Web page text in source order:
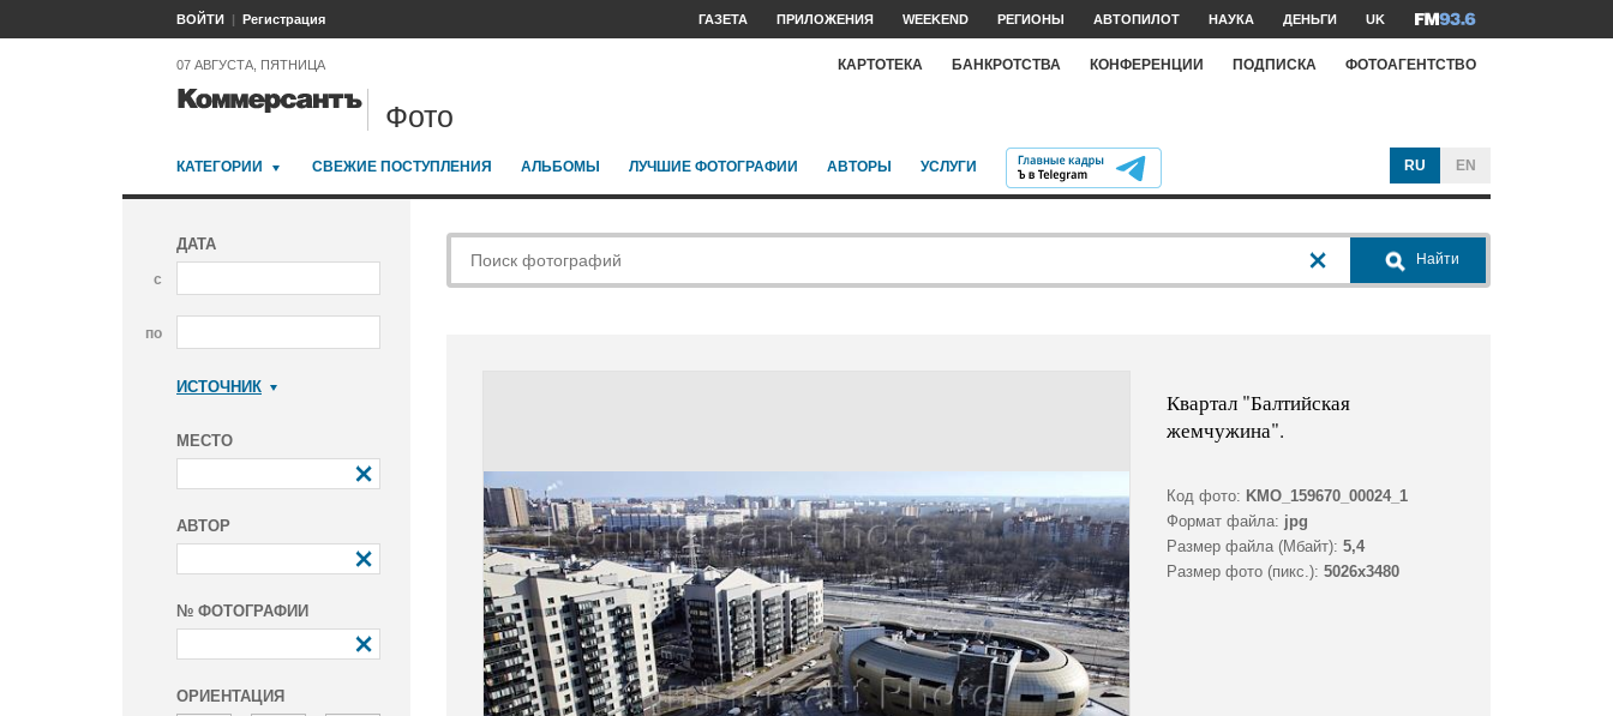
ВОЙТИ Регистрация ГАЗЕТА ПРИЛОЖЕНИЯ WEEKEND РЕГИОНЫ АВТОПИЛОТ НАУКА ДЕНЬГИ UK
07 АВГУСТА, ПЯТНИЦА КАРТОТЕКА БАНКРОТСТВА КОНФЕРЕНЦИИ ПОДПИСКА ФОТОАГЕНТСТВО
Фото
КАТЕГОРИИ СВЕЖИЕ ПОСТУПЛЕНИЯ АЛЬБОМЫ ЛУЧШИЕ ФОТОГРАФИИ АВТОРЫ УСЛУГИ RU EN
ДАТА
с
по
ИСТОЧНИК
МЕСТО
АВТОР
№ ФОТОГРАФИИ
ОРИЕНТАЦИЯ
Найти
Квартал "Балтийская
жемчужина".
Код фото: KMO_159670_00024_1
Формат файла: jpg
Размер файла (Мбайт): 5,4
Размер фото (пикс.): 5026x3480